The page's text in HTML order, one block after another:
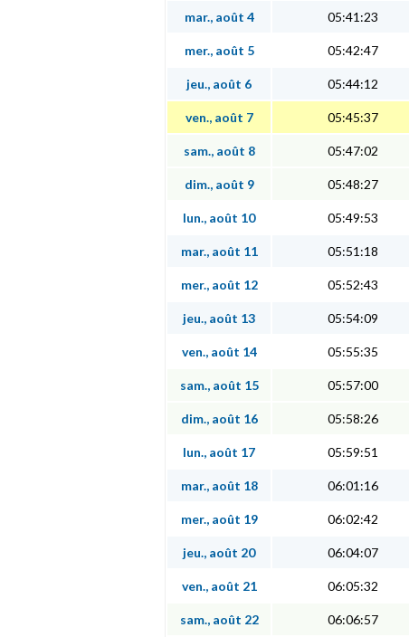
mar., août 4 05:41:23
mer., août 5 05:42:47
jeu., août 6 05:44:12
ven., août 7 05:45:37
sam., août 8 05:47:02
dim., août 9 05:48:27
lun., août 10 05:49:53
mar., août 11 05:51:18
mer., août 12 05:52:43
jeu., août 13 05:54:09
ven., août 14 05:55:35
sam., août 15 05:57:00
dim., août 16 05:58:26
lun., août 17 05:59:51
mar., août 18 06:01:16
mer., août 19 06:02:42
jeu., août 20 06:04:07
ven., août 21 06:05:32
sam., août 22 06:06:57